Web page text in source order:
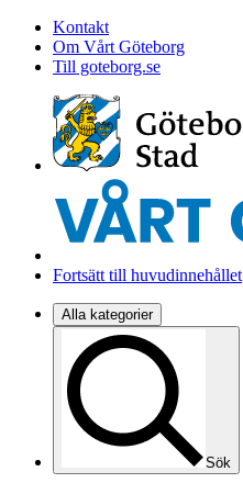
Kontakt
Om Vårt Göteborg
Till goteborg.se
Fortsätt till huvudinnehållet
Alla kategorier
Sök